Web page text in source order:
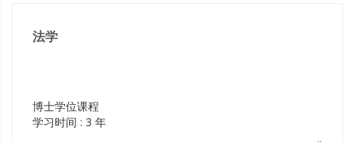
法学
博士学位课程
学习时间 : 3 年